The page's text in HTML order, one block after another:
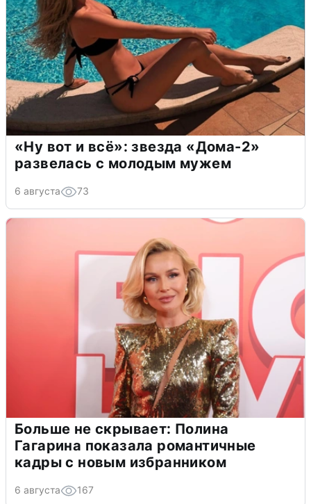
«Ну вот и всё»: звезда «Дома-2»
развелась с молодым мужем
6 августа 73
Больше не скрывает: Полина
Гагарина показала романтичные
кадры с новым избранником
6 августа 167